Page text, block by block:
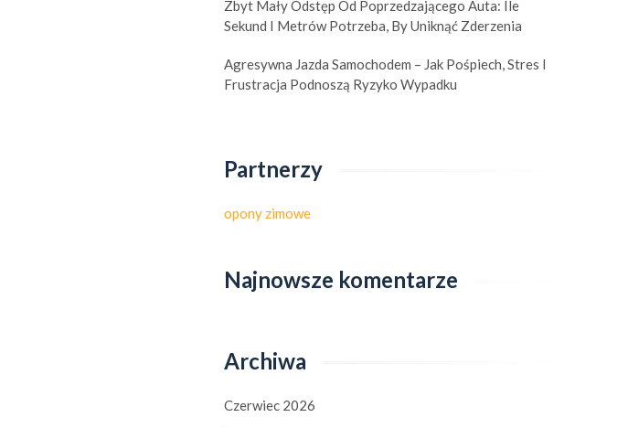
Zbyt Mały Odstęp Od Poprzedzającego Auta: Ile
Sekund I Metrów Potrzeba, By Uniknąć Zderzenia
Agresywna Jazda Samochodem – Jak Pośpiech, Stres I
Frustracja Podnoszą Ryzyko Wypadku
Partnerzy
opony zimowe
Najnowsze komentarze
Archiwa
Czerwiec 2026